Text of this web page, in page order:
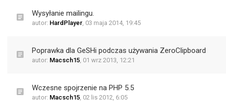
Wysyłanie mailingu.
autor: HardPlayer, 03 maja 2014, 19:45
Poprawka dla GeSHi podczas używania ZeroClipboard
autor: Macsch15, 01 wrz 2013, 12:21
Wczesne spojrzenie na PHP 5.5
autor: Macsch15, 02 lis 2012, 6:05